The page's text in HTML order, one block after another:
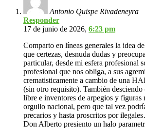
Antonio Quispe Rivadeneyra
Responder
17 de junio de 2026, 6:23 pm
Comparto en líneas generales la idea
que certezas, desnuda dudas y
particular, desde mi esfera profesional
profesional que nos obliga, a sus
crematisticamente a cambio de una
(sin otro requisito). También desciendo
libre e inventores de arpegios y figuras
orgullo nacional, pero que tal vez
precarios y hasta proscritos por
Don Alberto presiento un halo